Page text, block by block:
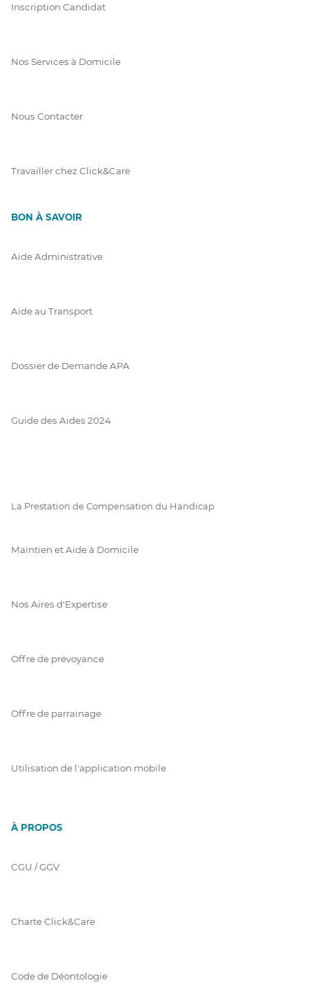
Inscription Candidat
Nos Services à Domicile
Nous Contacter
Travailler chez Click&Care
BON À SAVOIR
Aide Administrative
Aide au Transport
Dossier de Demande APA
Guide des Aides 2024
La Prestation de Compensation du Handicap
Maintien et Aide à Domicile
Nos Aires d'Expertise
Offre de prévoyance
Offre de parrainage
Utilisation de l'application mobile
À PROPOS
CGU / GGV
Charte Click&Care
Code de Déontologie